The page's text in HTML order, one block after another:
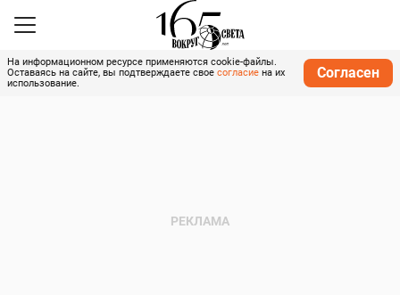
На информационном ресурсе применяются cookie-файлы.
Оставаясь на сайте, вы подтверждаете свое согласие на их
использование.
Согласен